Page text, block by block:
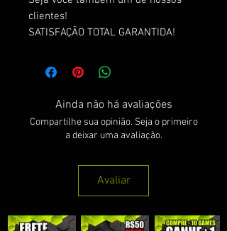
clientes!
SATISFAÇÃO TOTAL GARANTIDA!
Ainda não há avaliações
Compartilhe sua opinião. Seja o primeiro
a deixar uma avaliação.
Avaliar